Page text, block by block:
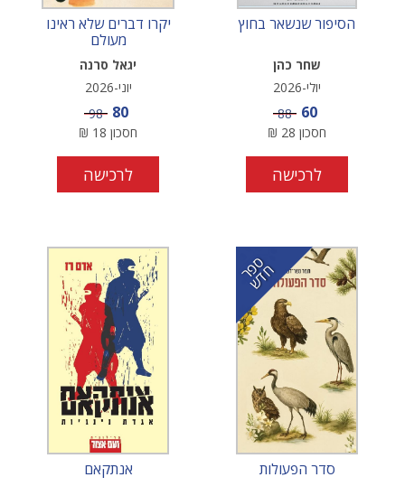
הסיפור שנשאר בחוץ
שחר כהן
יולי-2026
מחיר מבצע
60 מחיר
88
חסכון 28
₪
לרכישה
יקרו דברים שלא ראינו
מעולם
יגאל סרנה
יוני-2026
מחיר מבצע
80 מחיר
98
חסכון 18
₪
לרכישה
ס
פ
ר
ח
ד
ש
סדר הפעולות אנתקאם